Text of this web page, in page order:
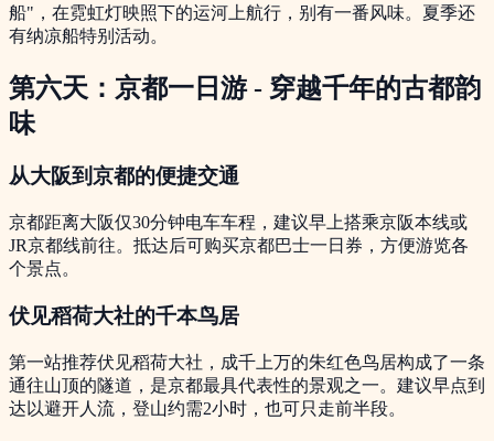
船"，在霓虹灯映照下的运河上航行，别有一番风味。夏季还
有纳凉船特别活动。
第六天：京都一日游 - 穿越千年的古都韵
味
从大阪到京都的便捷交通
京都距离大阪仅30分钟电车车程，建议早上搭乘京阪本线或
JR京都线前往。抵达后可购买京都巴士一日券，方便游览各
个景点。
伏见稻荷大社的千本鸟居
第一站推荐伏见稻荷大社，成千上万的朱红色鸟居构成了一条
通往山顶的隧道，是京都最具代表性的景观之一。建议早点到
达以避开人流，登山约需2小时，也可只走前半段。